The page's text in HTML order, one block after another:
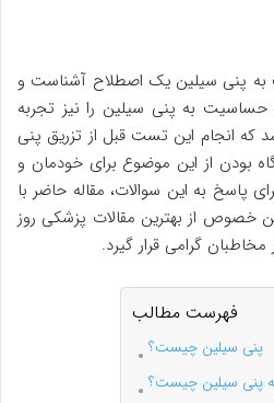
به پنی سیلین یک اصطلاح آشناست و
به پنی سیلین را نیز تجربه
که انجام این تست قبل از تزریق پنی
بودن از این موضوع برای خودمان و
پاسخ به این سوالات، مقاله حاضر با
خصوص از بهترین مقالات پزشکی روز
گرامی قرار گیرد.
فهرست مطالب
پنی سیلین چیست؟
پنی سیلین چیست؟